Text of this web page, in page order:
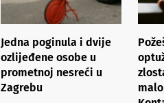
Jedna poginula i dvije
ozlijeđene osobe u
prometnoj nesreći u
Zagrebu